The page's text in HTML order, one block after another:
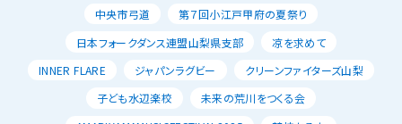
中央市弓道
第７回小江戸甲府の夏祭り
日本フォークダンス連盟山梨県支部
凉を求めて
INNER FLARE
ジャパンラグビー
クリーンファイターズ山梨
子ども水辺楽校
未来の荒川をつくる会